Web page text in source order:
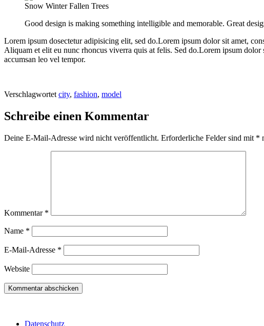
Snow Winter Fallen Trees
Good design is making something intelligible and memorable. Great
Lorem ipsum dosectetur adipisicing elit, sed do.Lorem ipsum dolor sit amet,
Aliquam et elit eu nunc rhoncus viverra quis at felis. Sed do.Lorem ipsum
accumsan leo vel tempor.
Verschlagwortet city, fashion, model
Schreibe einen Kommentar
Deine E-Mail-Adresse wird nicht veröffentlicht. Erforderliche Felder sind mit *
Kommentar *
Name *
E-Mail-Adresse *
Website
Datenschutz